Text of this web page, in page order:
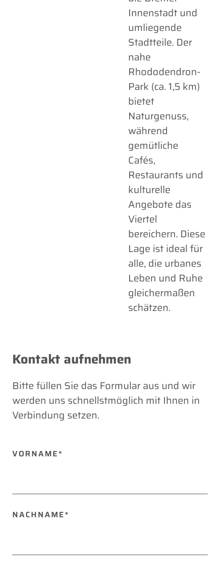
Innenstadt und
umliegende
Stadtteile. Der
nahe
Rhododendron-
Park (ca. 1,5 km)
bietet
Naturgenuss,
während
gemütliche
Cafés,
Restaurants und
kulturelle
Angebote das
Viertel
bereichern. Diese
Lage ist ideal für
alle, die urbanes
Leben und Ruhe
gleichermaßen
schätzen.
Kontakt aufnehmen
Bitte füllen Sie das Formular aus und wir
werden uns schnellstmöglich mit Ihnen in
Verbindung setzen.
BITTE
VORNAME*
NACHNAME*